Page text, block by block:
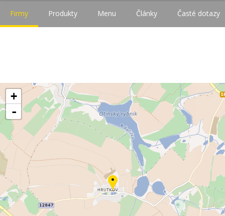
Firmy Produkty Menu Články Časté dotazy
+
-